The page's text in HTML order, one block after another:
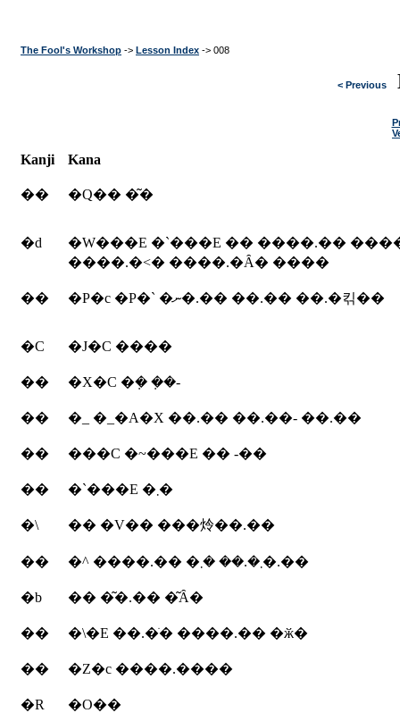
The Fool's Workshop -> Lesson Index -> 008
< Previous
Kanji Kana
�� �Q�� �͂�
�d
�W���E �`���E �� ����.��
����.�˂� ����.�Ȃ� ����
�� �P�c �P�` �ނ�.�� ��.�� ��.�킦��
�C �J�C ����
�� �X�C �݂� �݂�-
�� �_ �_�A�X ��.�� ��.��- ��.��
�� ���C �~���E �� -��
�� �`���E �܂�
�\ �� �V�� ���炩��.��
�� �^ ����.�� �܂�.�� �܂�.��
�b �� �͂�.�� �͂Ȃ�
�� �\�E ��.�ׂ� ����.�� �ӂ�
�� �Z�c ����.����
�R �O��